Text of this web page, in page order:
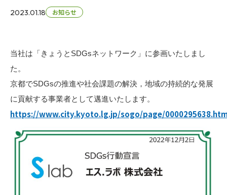
2023.01.18 お知らせ
当社は「きょうとSDGsネットワーク」に参画いたしまし
た。
京都でSDGsの推進や社会課題の解決，地域の持続的な発展
に貢献する事業者として邁進いたします。
https://www.city.kyoto.lg.jp/sogo/page/